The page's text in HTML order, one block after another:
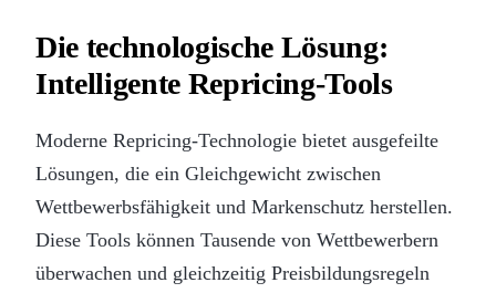
Die technologische Lösung:
Intelligente Repricing-Tools
Moderne Repricing-Technologie bietet ausgefeilte
Lösungen, die ein Gleichgewicht zwischen
Wettbewerbsfähigkeit und Markenschutz herstellen.
Diese Tools können Tausende von Wettbewerbern
überwachen und gleichzeitig Preisbildungsregeln